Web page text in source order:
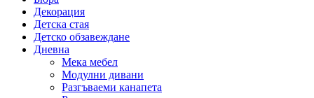
Декорация
Детска стая
Детско обзавеждане
Дневна
Мека мебел
Модулни дивани
Разгъваеми канапета